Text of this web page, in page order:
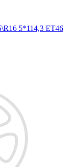
5*114,3 ET46